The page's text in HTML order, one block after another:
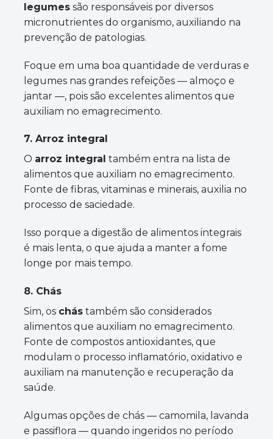
legumes são responsáveis por diversos
micronutrientes do organismo, auxiliando na
prevenção de patologias.
Foque em uma boa quantidade de verduras e
legumes nas grandes refeições — almoço e
jantar —, pois são excelentes alimentos que
auxiliam no emagrecimento.
7. Arroz integral
O arroz integral também entra na lista de
alimentos que auxiliam no emagrecimento.
Fonte de fibras, vitaminas e minerais, auxilia no
processo de saciedade.
Isso porque a digestão de alimentos integrais
é mais lenta, o que ajuda a manter a fome
longe por mais tempo.
8. Chás
Sim, os chás também são considerados
alimentos que auxiliam no emagrecimento.
Fonte de compostos antioxidantes, que
modulam o processo inflamatório, oxidativo e
auxiliam na manutenção e recuperação da
saúde.
Algumas opções de chás — camomila, lavanda
e passiflora — quando ingeridos no período